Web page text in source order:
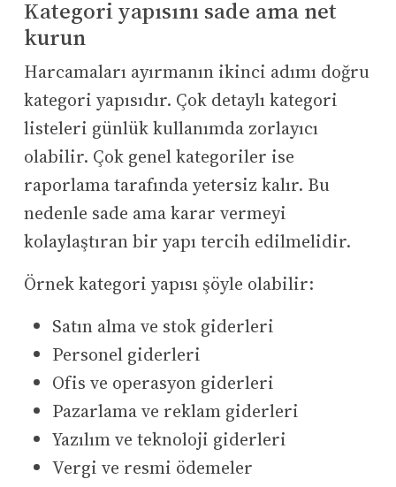
Kategori yapısını sade ama net
kurun
Harcamaları ayırmanın ikinci adımı doğru
kategori yapısıdır. Çok detaylı kategori
listeleri günlük kullanımda zorlayıcı
olabilir. Çok genel kategoriler ise
raporlama tarafında yetersiz kalır. Bu
nedenle sade ama karar vermeyi
kolaylaştıran bir yapı tercih edilmelidir.
Örnek kategori yapısı şöyle olabilir:
Satın alma ve stok giderleri
Personel giderleri
Ofis ve operasyon giderleri
Pazarlama ve reklam giderleri
Yazılım ve teknoloji giderleri
Vergi ve resmi ödemeler